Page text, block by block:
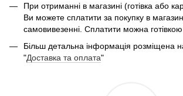
При отриманні в магазині (готівка або
Ви можете сплатити за покупку в
самовивезенні. Сплатити можна
Більш детальна інформація розміщена
"Доставка та оплата"